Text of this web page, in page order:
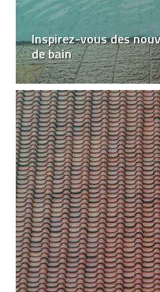
Inspirez-vous des
de bain